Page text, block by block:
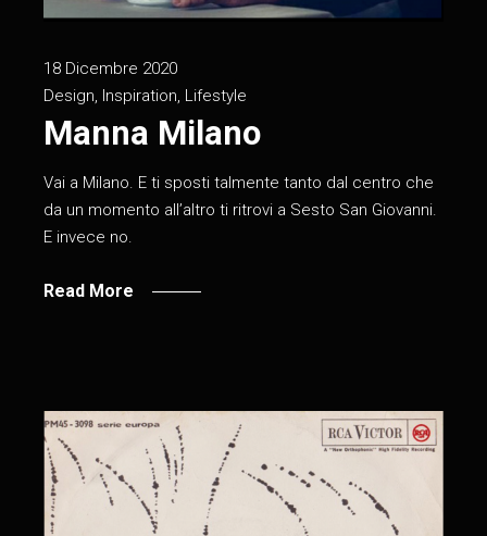
18 Dicembre 2020
Design, Inspiration, Lifestyle
Manna Milano
Vai a Milano. E ti sposti talmente tanto dal centro che
da un momento all’altro ti ritrovi a Sesto San Giovanni.
E invece no.
Read More